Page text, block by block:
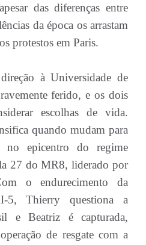
das diferenças entre
da época os arrastam
protestos em Paris.
à Universidade de
ferido, e os dois
escolhas de vida.
quando mudam para
epicentro do regime
27 do MR8, liderado por
o endurecimento da
5, Thierry questiona a
e Beatriz é capturada,
de resgate com a